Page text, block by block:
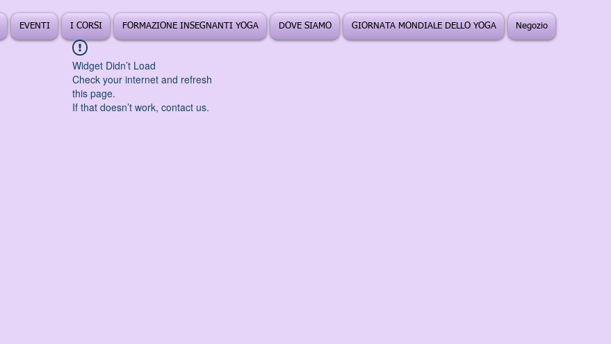
EVENTI I CORSI FORMAZIONE INSEGNANTI YOGA DOVE SIAMO GIORNATA MONDIALE DELLO YOGA Negozio
Widget Didn’t Load
Check your internet and refresh
this page.
If that doesn’t work, contact us.